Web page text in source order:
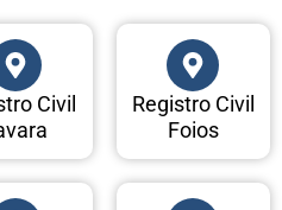
Civil
Registro Civil
Foios